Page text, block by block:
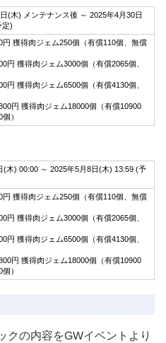
(木) メンテナンス後 ～ 2025年4月30日
定)
円 獲得肉ジェム250個（有償110個、無償
円 獲得肉ジェム3000個（有償2065個、
円 獲得肉ジェム6500個（有償4130個、
円 獲得肉ジェム18000個（有償10900
）
(木) 00:00 ～ 2025年5月8日(木) 13:59 (予
円 獲得肉ジェム250個（有償110個、無償
円 獲得肉ジェム3000個（有償2065個、
円 獲得肉ジェム6500個（有償4130個、
円 獲得肉ジェム18000個（有償10900
）
クの内容をGWイベントより